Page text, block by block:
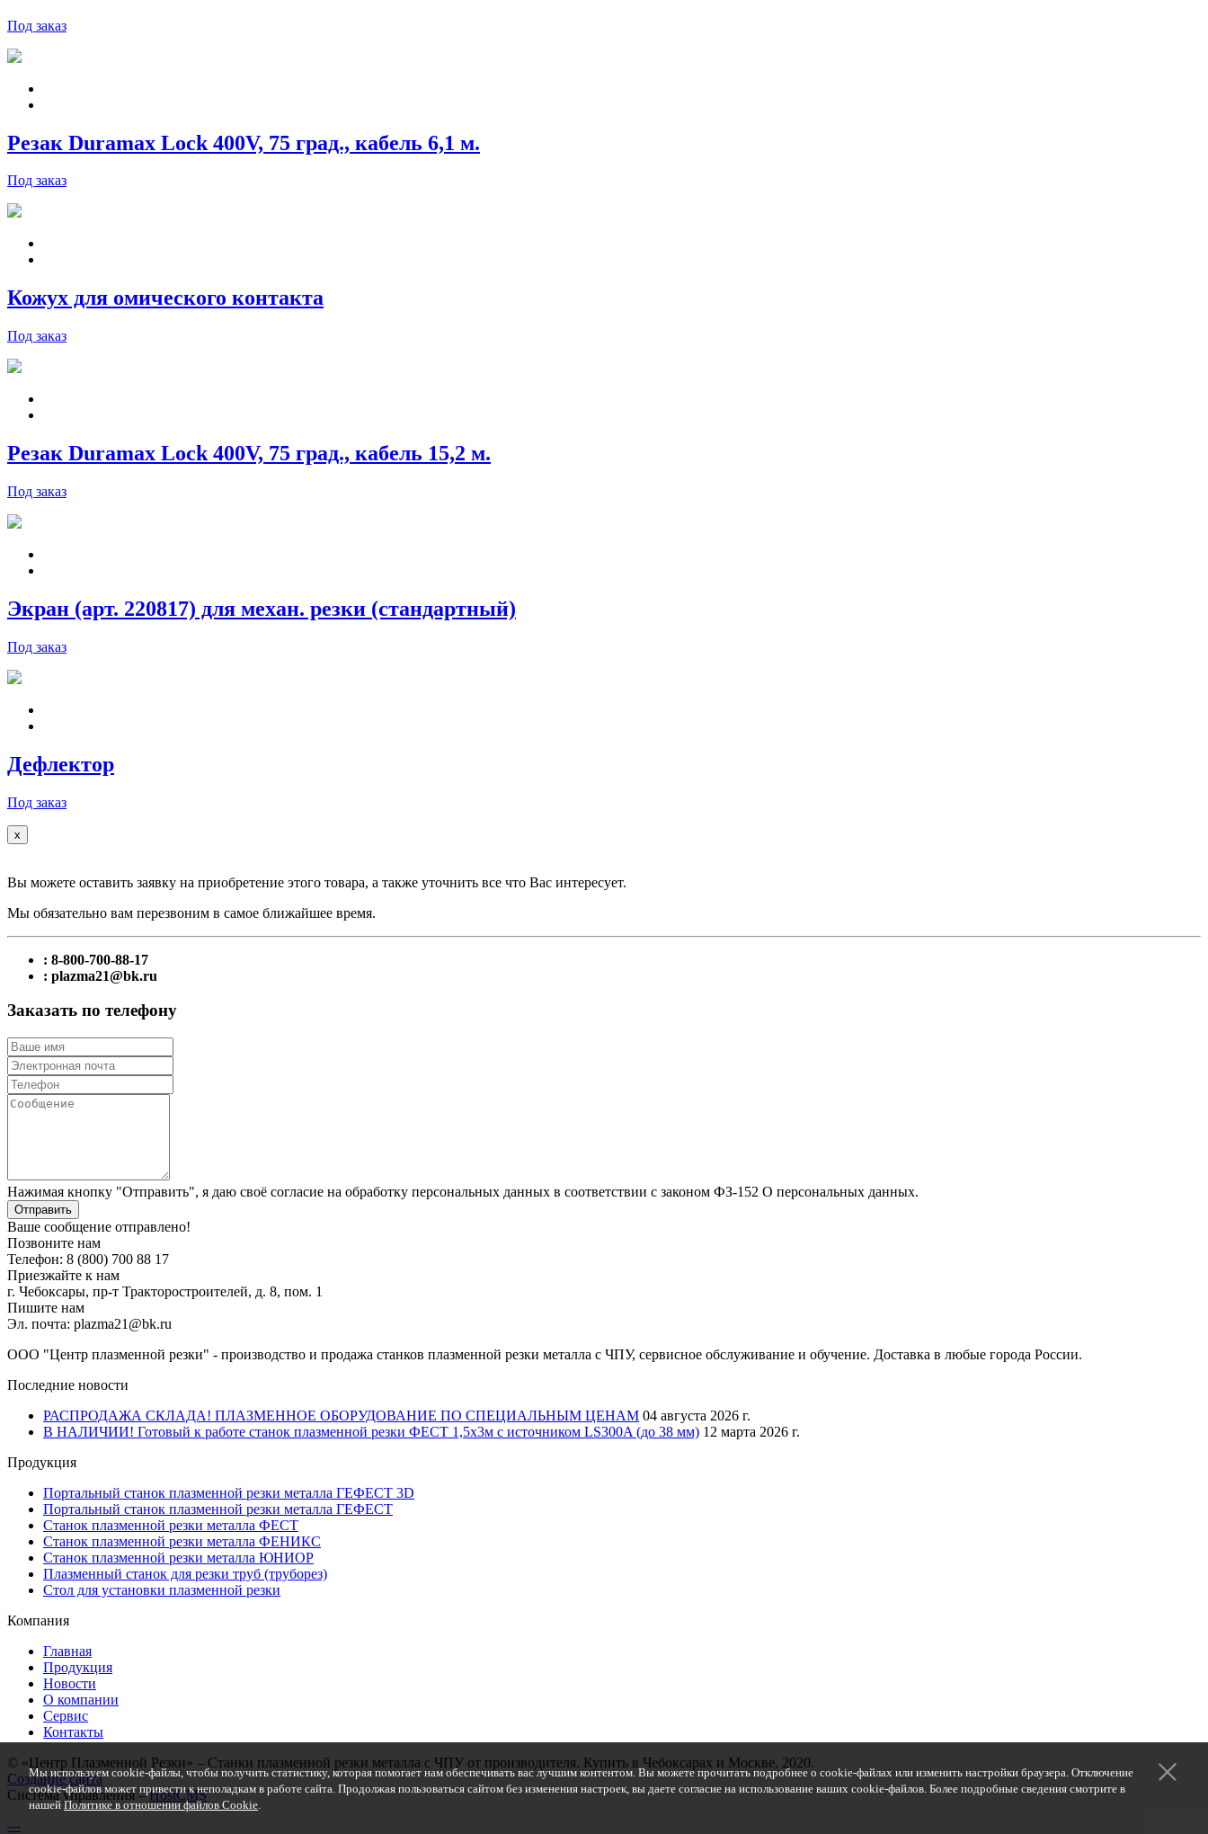
Под заказ
Резак Duramax Lock 400V, 75 град., кабель 6,1 м.
Под заказ
Кожух для омического контакта
Под заказ
Резак Duramax Lock 400V, 75 град., кабель 15,2 м.
Под заказ
Экран (арт. 220817) для механ. резки (стандартный)
Под заказ
Дефлектор
Под заказ
x
Вы можете оставить заявку на приобретение этого товара, а также уточнить все что Вас интересует.
Мы обязательно вам перезвоним в самое ближайшее время.
: 8-800-700-88-17
: plazma21@bk.ru
Заказать по телефону
Нажимая кнопку "Отправить", я даю своё согласие на обработку персональных данных в соответствии с законом ФЗ-152 О персональных данных.
Отправить
Ваше сообщение отправлено!
Мы используем cookie-файлы, чтобы получить статистику, которая помогает нам обеспечивать вас лучшим контентом. Вы можете прочитать подробнее о cookie-файлах или изменить настройки браузера. Отключение
cookie-файлов может привести к неполадкам в работе сайта. Продолжая пользоваться сайтом без изменения настроек, вы даете согласие на использование ваших cookie-файлов. Более подробные сведения смотрите в
нашейПолитике в отношении файлов Cookie.
Позвоните нам
Телефон: 8 (800) 700 88 17
Приезжайте к нам
г. Чебоксары, пр-т Тракторостроителей, д. 8, пом. 1
Пишите нам
Эл. почта: plazma21@bk.ru
ООО "Центр плазменной резки" - производство и продажа станков плазменной резки металла с ЧПУ, сервисное обслуживание и обучение. Доставка в любые города России.
Последние новости
РАСПРОДАЖА СКЛАДА! ПЛАЗМЕННОЕ ОБОРУДОВАНИЕ ПО СПЕЦИАЛЬНЫМ ЦЕНАМ 04 августа 2026 г.
В НАЛИЧИИ! Готовый к работе станок плазменной резки ФЕСТ 1,5х3м с источником LS300A (до 38 мм) 12 марта 2026 г.
Продукция
Портальный станок плазменной резки металла ГЕФЕСТ 3D
Портальный станок плазменной резки металла ГЕФЕСТ
Станок плазменной резки металла ФЕСТ
Станок плазменной резки металла ФЕНИКС
Станок плазменной резки металла ЮНИОР
Плазменный станок для резки труб (труборез)
Стол для установки плазменной резки
Компания
Главная
Продукция
Новости
О компании
Сервис
Контакты
© «Центр Плазменной Резки» – Станки плазменной резки металла с ЧПУ от производителя. Купить в Чебоксарах и Москве, 2020.
Создание сайта
Система управления –HostCMS
---